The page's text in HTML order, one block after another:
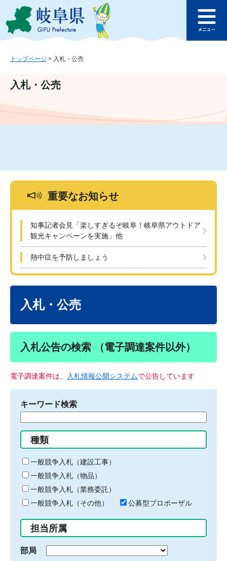
ジ
ュ
文
このページの本文へ
ュ
トップページ > 入札・公売
入札・公売
重要なお知らせ
知事記者会見「楽しすぎるぞ岐阜！岐阜県アウトドア
観光キャンペーンを実施」他
熱中症を予防しましょう
入札・公売
入札公告の検索 （電子調達案件以外）
電子調達案件は、 入札情報公開システムで公告しています
キーワード検索
る
キ
ー
ワ
ー
ド
入
力
種類
一般競争入札（建設工事）
一般競争入札（物品）
一般競争入札（業務委託）
一般競争入札（その他）
公募型プロポーザル
担当所属
部局